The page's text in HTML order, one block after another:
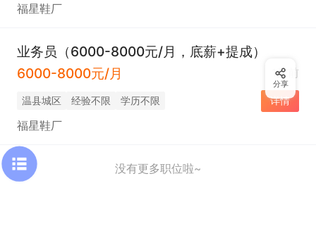
福星鞋厂
业务员（6000-8000元/月，底薪+提成）
6000-8000元/月
1天前
温县城区 经验不限 学历不限 详情
福星鞋厂
没有更多职位啦~
分享